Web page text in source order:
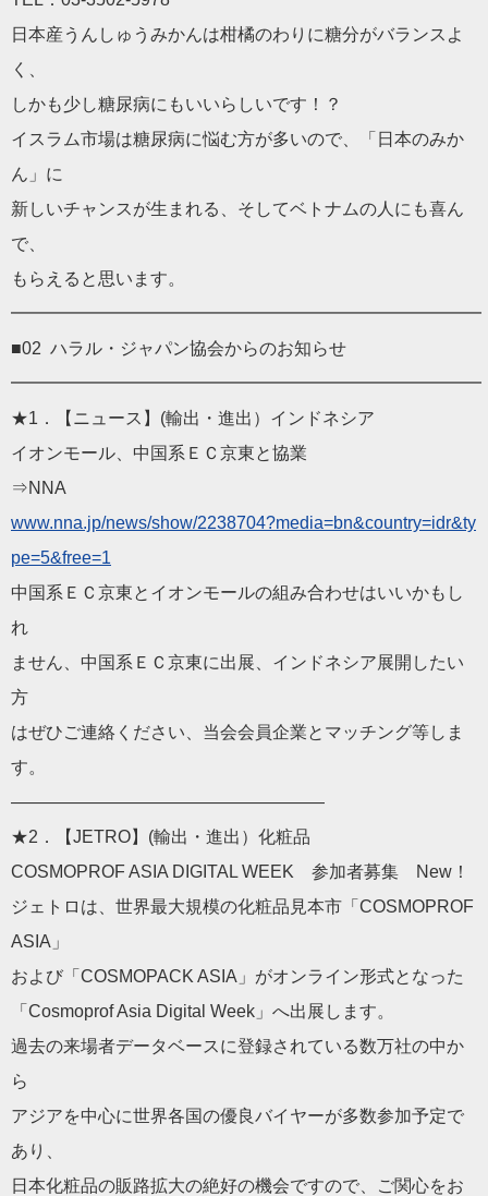
日本産うんしゅうみかんは柑橘のわりに糖分がバランスよ
く、
しかも少し糖尿病にもいいらしいです！？
イスラム市場は糖尿病に悩む方が多いので、「日本のみか
ん」に
新しいチャンスが生まれる、そしてベトナムの人にも喜ん
で、
もらえると思います。
━━━━━━━━━━━━━━━━━━━━━━━━━━━
■02 ハラル・ジャパン協会からのお知らせ
━━━━━━━━━━━━━━━━━━━━━━━━━━━
★1．【ニュース】(輸出・進出）インドネシア
イオンモール、中国系ＥＣ京東と協業
⇒NNA
www.nna.jp/news/show/2238704?media=bn&country=idr&ty
pe=5&free=1
中国系ＥＣ京東とイオンモールの組み合わせはいいかもし
れ
ません、中国系ＥＣ京東に出展、インドネシア展開したい
方
はぜひご連絡ください、当会会員企業とマッチング等しま
す。
——————————————————
★2．【JETRO】(輸出・進出）化粧品
COSMOPROF ASIA DIGITAL WEEK 参加者募集 New！
ジェトロは、世界最大規模の化粧品見本市「COSMOPROF
ASIA」
および「COSMOPACK ASIA」がオンライン形式となった
「Cosmoprof Asia Digital Week」へ出展します。
過去の来場者データベースに登録されている数万社の中か
ら
アジアを中心に世界各国の優良バイヤーが多数参加予定で
あり、
日本化粧品の販路拡大の絶好の機会ですので、ご関心をお